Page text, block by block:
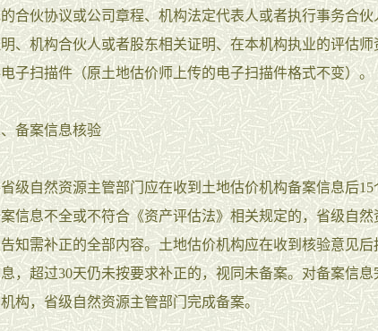
合伙协议或公司章程、机构法定代表人或者执行事务合
、机构合伙人或者股东相关证明、在本机构执业的评估
子扫描件（原土地估价师上传的电子扫描件格式不变）。
备案信息核验
级自然资源主管部门应在收到土地估价机构备案信息后
信息不全或不符合《资产评估法》相关规定的，省级自
知需补正的全部内容。土地估价机构应在收到核验意见
，超过30天仍未按要求补正的，视同未备案。对备案信
构，省级自然资源主管部门完成备案。